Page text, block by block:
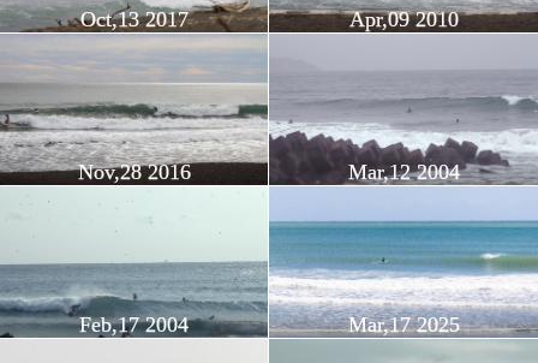
Oct,13 2017 Apr,09 2010
Nov,28 2016 Mar,12 2004
Feb,17 2004 Mar,17 2025